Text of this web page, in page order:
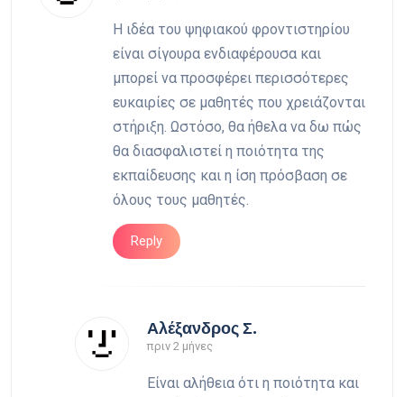
Η ιδέα του ψηφιακού φροντιστηρίου
είναι σίγουρα ενδιαφέρουσα και
μπορεί να προσφέρει περισσότερες
ευκαιρίες σε μαθητές που χρειάζονται
στήριξη. Ωστόσο, θα ήθελα να δω πώς
θα διασφαλιστεί η ποιότητα της
εκπαίδευσης και η ίση πρόσβαση σε
όλους τους μαθητές.
Reply
Είναι αλήθεια ότι η ποιότητα και
Αλέξανδρος Σ.
πριν 2 μήνες